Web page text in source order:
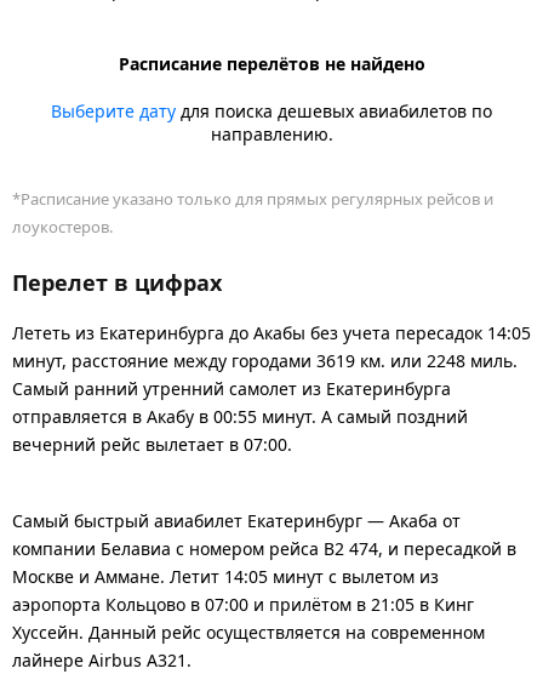
Расписание перелётов не найдено
Выберите дату для поиска дешевых авиабилетов по
направлению.
*Расписание указано только для прямых регулярных рейсов и
лоукостеров.
Перелет в цифрах
Лететь из Екатеринбурга до Акабы без учета пересадок 14:05
минут, расстояние между городами 3619 км. или 2248 миль.
Самый ранний утренний самолет из Екатеринбурга
отправляется в Акабу в 00:55 минут. А самый поздний
вечерний рейс вылетает в 07:00.
Самый быстрый авиабилет Екатеринбург — Акаба от
компании Белавиа с номером рейса B2 474, и пересадкой в
Москве и Аммане. Летит 14:05 минут с вылетом из
аэропорта Кольцово в 07:00 и прилётом в 21:05 в Кинг
Хуссейн. Данный рейс осуществляется на современном
лайнере Airbus A321.